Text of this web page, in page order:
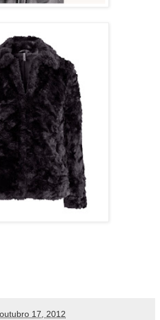
17, 2012